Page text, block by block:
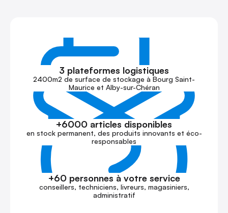
3 plateformes logistiques
2400m2 de surface de stockage à Bourg Saint-
Maurice et Alby-sur-Chéran
+6000 articles disponibles
en stock permanent, des produits innovants et éco-
responsables
+60 personnes à votre service
conseillers, techniciens, livreurs, magasiniers,
administratif